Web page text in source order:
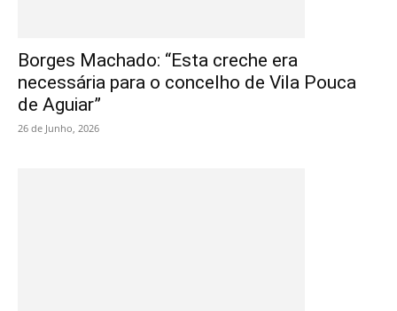
Borges Machado: “Esta creche era
necessária para o concelho de Vila Pouca
de Aguiar”
26 de Junho, 2026